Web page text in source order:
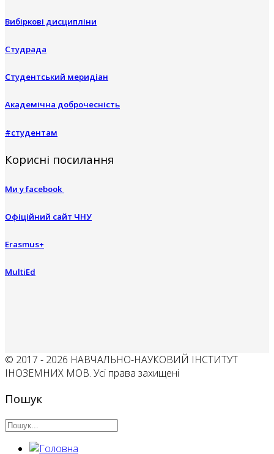
Вибіркові дисципліни
Студрада
Студентський меридіан
Академічна доброчесність
#студентам
Корисні посилання
Ми у facebook
Офіційний сайт ЧНУ
Erasmus+
MultiEd
© 2017 - 2026 НАВЧАЛЬНО-НАУКОВИЙ ІНСТИТУТ
ІНОЗЕМНИХ МОВ. Усі права захищені
Пошук